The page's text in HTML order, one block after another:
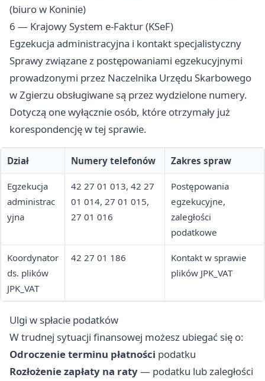
(biuro w Koninie)
6 — Krajowy System e-Faktur (KSeF)
Egzekucja administracyjna i kontakt specjalistyczny
Sprawy związane z postępowaniami egzekucyjnymi
prowadzonymi przez Naczelnika Urzędu Skarbowego
w Zgierzu obsługiwane są przez wydzielone numery.
Dotyczą one wyłącznie osób, które otrzymały już
korespondencję w tej sprawie.
Dział Numery telefonów Zakres spraw
Egzekucja
administrac
yjna
42 27 01 013, 42 27
01 014, 27 01 015,
27 01 016
Postępowania
egzekucyjne,
zaległości
podatkowe
Koordynator
ds. plików
JPK_VAT
42 27 01 186
Kontakt w sprawie
plików JPK_VAT
Ulgi w spłacie podatków
W trudnej sytuacji finansowej możesz ubiegać się o:
Odroczenie terminu płatności podatku
Rozłożenie zapłaty na raty— podatku lub zaległości